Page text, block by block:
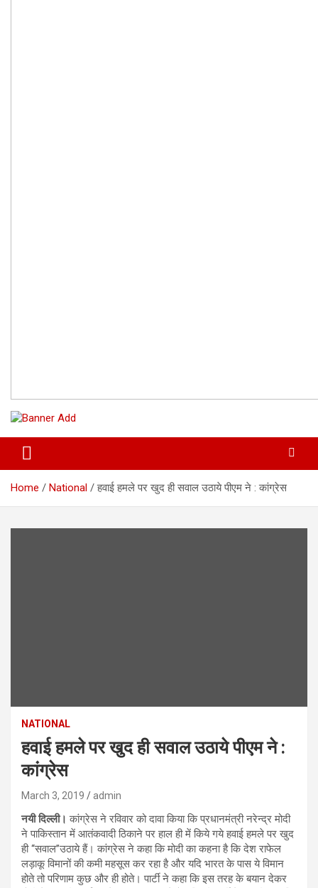
Home National हवाई हमले पर खुद ही सवाल उठाये पीएम ने : कांग्रेस
NATIONAL
हवाई हमले पर खुद ही सवाल उठाये पीएम ने :
कांग्रेस
March 3, 2019 admin
नयी दिल्ली। कांग्रेस ने रविवार को दावा किया कि प्रधानमंत्री नरेन्द्र मोदी
ने पाकिस्तान में आतंकवादी ठिकाने पर हाल ही में किये गये हवाई हमले पर खुद
ही ‘‘सवाल’’उठाये हैं। कांग्रेस ने कहा कि मोदी का कहना है कि देश राफेल
लड़ाकू विमानों की कमी महसूस कर रहा है और यदि भारत के पास ये विमान
होते तो परिणाम कुछ और ही होते। पार्टी ने कहा कि इस तरह के बयान देकर